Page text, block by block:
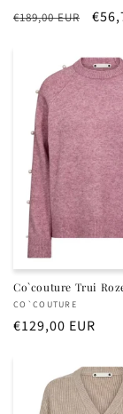
Normale
€189,00 EUR
Co`couture Trui
Verkoper:
CO`COUTURE
Normale
€129,00 EUR